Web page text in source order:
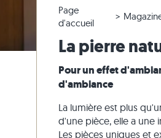
Carrelage en quartzite
Carrelage antique
Carrelage de mosaique
Dalles en pierre calcaire
Dalles en quartzite
Dalles polygonales
Modifier la commande & annuler
Livraison & Transport
Aménagement du jardin
Impressions des clients
Page
d'accueil
La pierre
Pour un effet
d'ambiance
La lumière est plus
d'une pièce, elle a une
Les pièces uniques et